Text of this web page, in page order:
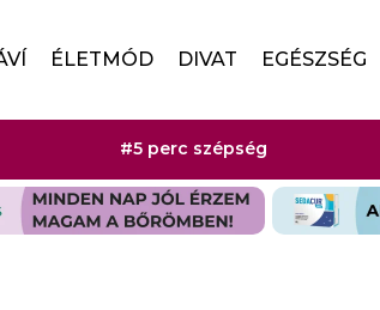
ÉLETMÓD DIVAT EGÉSZSÉG
#5 perc szépség